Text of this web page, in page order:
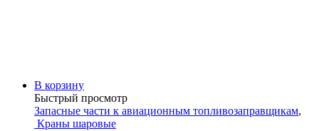
В корзину
Быстрый просмотр
Запасные части к авиационным топливозаправщикам,
Краны шаровые